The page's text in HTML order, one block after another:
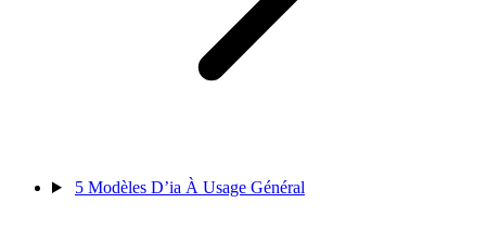
5 Modèles D’ia À Usage Général